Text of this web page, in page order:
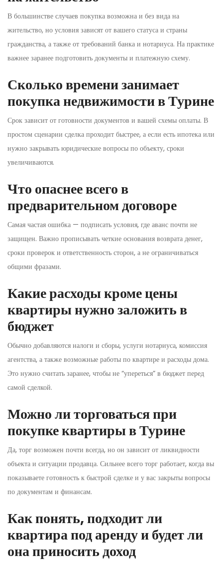
В большинстве случаев покупка возможна и без вида на
жительство, но условия зависят от вашего статуса и страны
гражданства, а также от требований банка и нотариуса. На практике
важнее заранее подготовить документы и платежную схему.
Сколько времени занимает
покупка недвижимости в Турине
Срок зависит от готовности документов и вашей схемы оплаты. В
простом сценарии сделка проходит быстрее, а если есть ипотека или
нужно закрывать юридические вопросы по объекту, сроки
увеличиваются.
Что опаснее всего в
предварительном договоре
Самая частая ошибка — подписать условия, где аванс почти не
защищен. Важно прописывать четкие основания возврата денег,
сроки проверок и ответственность сторон, а не ограничиваться
общими фразами.
Какие расходы кроме цены
квартиры нужно заложить в
бюджет
Обычно добавляются налоги и сборы, услуги нотариуса, комиссия
агентства, а также возможные работы по квартире и расходы дома.
Это нужно считать заранее, чтобы не “упереться” в бюджет перед
самой сделкой.
Можно ли торговаться при
покупке квартиры в Турине
Да, торг возможен почти всегда, но он зависит от ликвидности
объекта и ситуации продавца. Сильнее всего торг работает, когда вы
показываете готовность к быстрой сделке и у вас закрыты вопросы
по документам и финансам.
Как понять, подходит ли
квартира под аренду и будет ли
она приносить доход